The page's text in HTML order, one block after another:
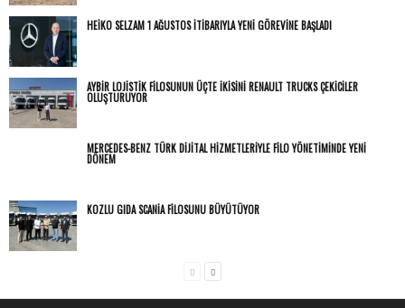
HEIKO SELZAM 1 AĞUSTOS İTIBARIYLA YENI GÖREVINE BAŞLADI
AYBIR LOJISTIK FILOSUNUN ÜÇTE IKISINI RENAULT TRUCKS ÇEKICILER
OLUŞTURUYOR
MERCEDES-BENZ TÜRK DIJITAL HIZMETLERIYLE FILO YÖNETIMINDE YENI
DÖNEM
KOZLU GIDA SCANIA FILOSUNU BÜYÜTÜYOR